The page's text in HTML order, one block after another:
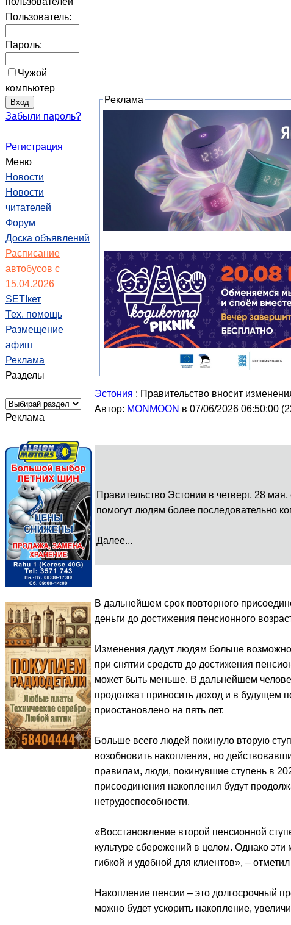
Пользователь:
Пароль:
Чужой
компьютер
Забыли пароль?
Регистрация
Меню
Новости
Новости
читателей
Форум
Доска объявлений
Расписание
автобусов с
15.04.2026
SETIкет
Тех. помощь
Размещение
афиш
Реклама
Разделы
Реклама
Реклама
Эстония : Правительство вносит
Автор: MONMOON в 07/06/2026 06:50:00 (
Правительство Эстонии в четверг, 28
помогут людям более последовательно
Далее...
В дальнейшем срок повторного
деньги до достижения пенсионного
Изменения дадут людям больше
при снятии средств до достижения
может быть меньше. В дальнейшем
продолжат приносить доход и в будущем
приостановлено на пять лет.
Больше всего людей покинуло вторую
возобновить накопления, но
правилам, люди, покинувшие ступень в
присоединения накопления будут
нетрудоспособности.
«Восстановление второй пенсионной
культуре сбережений в целом. Однако
гибкой и удобной для клиентов», –
Накопление пенсии – это долгосрочный
можно будет ускорить накопление,